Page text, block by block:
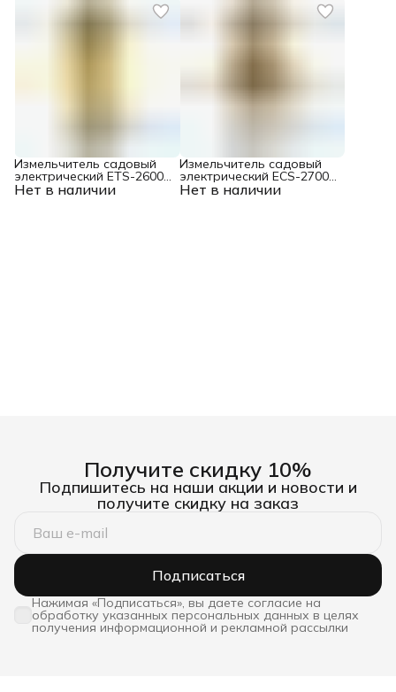
Нет в наличии
Измельчитель садовый
электрический ETS-2600,
2600 Вт, 45 мм Denzel Нет в наличии
Измельчитель садовый
электрический ECS-2700,
2700 Вт, 40 мм Denzel
Получите скидку 10%
Подпишитесь на наши акции и новости и
получите скидку на заказ
Подписаться
Нажимая «Подписаться», вы даете согласие на
обработку указанных персональных данных в целях
получения информационной и рекламной рассылки